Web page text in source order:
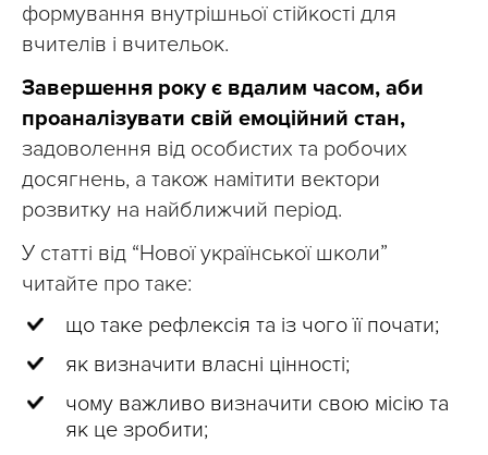
формування внутрішньої стійкості для
вчителів і вчительок.
Завершення року є вдалим часом, аби
проаналізувати свій емоційний стан,
задоволення від особистих та робочих
досягнень, а також намітити вектори
розвитку на найближчий період.
У статті від “Нової української школи”
читайте про таке:
що таке рефлексія та із чого її почати;
як визначити власні цінності;
чому важливо визначити свою місію та
як це зробити;